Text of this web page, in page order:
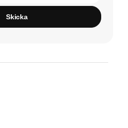
Skicka